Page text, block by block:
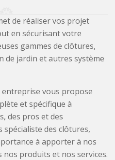
de réaliser vos projet
en sécurisant votre
gammes de clôtures,
jardin et autres système
vous propose
et spécifique à
des pros et des
spécialiste des clôtures,
à apporter à nos
produits et nos services.